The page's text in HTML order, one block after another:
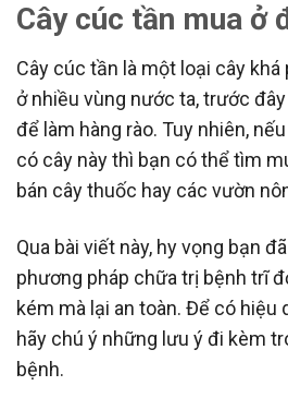
Cây cúc tần mua ở
Cây cúc tần là một loại cây khá
ở nhiều vùng nước ta, trước
để làm hàng rào. Tuy nhiên,
có cây này thì bạn có thể tìm
bán cây thuốc hay các vườn
Qua bài viết này, hy vọng bạn
phương pháp chữa trị bệnh trĩ
kém mà lại an toàn. Để có hiệu
hãy chú ý những lưu ý đi kèm
bệnh.